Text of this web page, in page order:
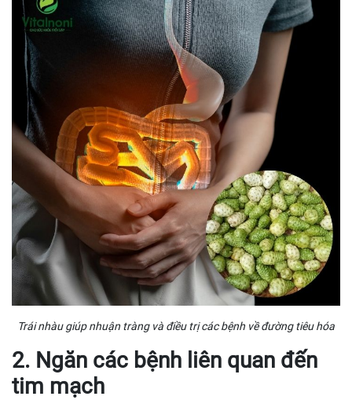
Trái nhàu giúp nhuận tràng và điều trị các bệnh về đường tiêu hóa
2. Ngăn các bệnh liên quan đến
tim mạch